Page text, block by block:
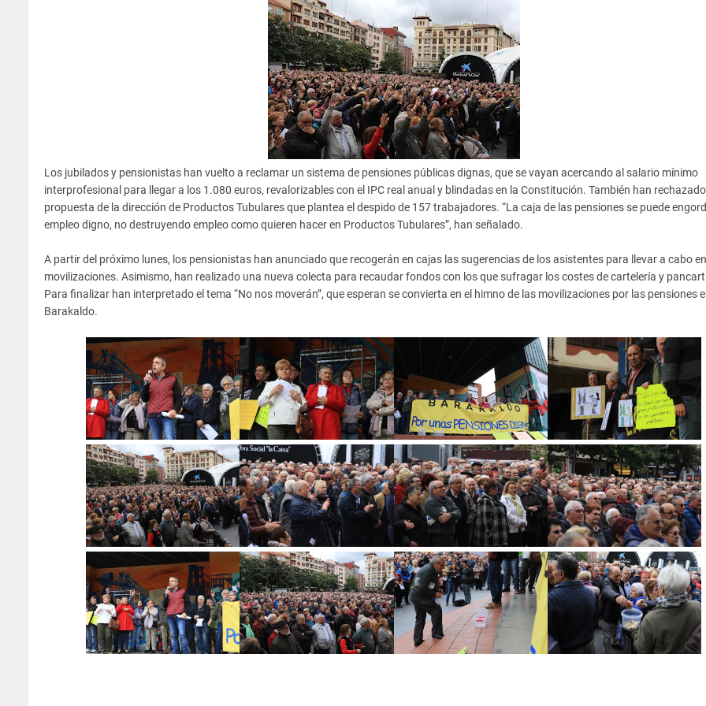
Los jubilados y pensionistas han vuelto a reclamar un sistema de pensiones públicas dignas, que se vayan acercando al salario mínimo
interprofesional para llegar a los 1.080 euros, revalorizables con el IPC real anual y blindadas en la Constitución. También han
propuesta de la dirección de Productos Tubulares que plantea el despido de 157 trabajadores. “La caja de las pensiones se puede
empleo digno, no destruyendo empleo como quieren hacer en Productos Tubulares”, han señalado.
A partir del próximo lunes, los pensionistas han anunciado que recogerán en cajas las sugerencias de los asistentes para llevar a cabo
movilizaciones. Asimismo, han realizado una nueva colecta para recaudar fondos con los que sufragar los costes de cartelería y
Para finalizar han interpretado el tema “No nos moverán”, que esperan se convierta en el himno de las movilizaciones por las pensiones
Barakaldo.